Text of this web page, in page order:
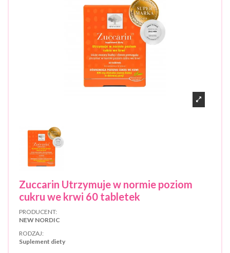
Zuccarin Utrzymuje w normie poziom
cukru we krwi 60 tabletek
PRODUCENT:
NEW NORDIC
RODZAJ:
Suplement diety